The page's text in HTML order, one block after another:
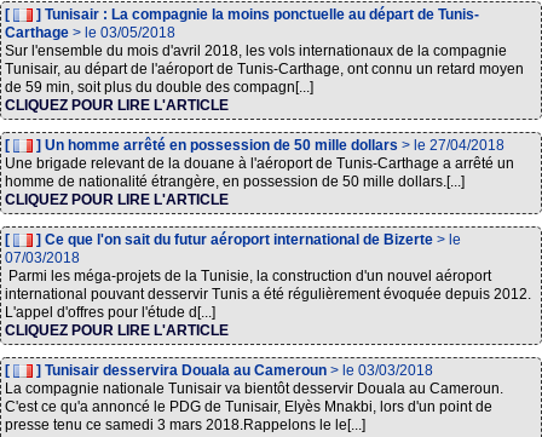
[
] Tunisair : La compagnie la moins ponctuelle au départ de Tunis-
Carthage > le 03/05/2018
Sur l'ensemble du mois d'avril 2018, les vols internationaux de la compagnie
Tunisair, au départ de l'aéroport de Tunis-Carthage, ont connu un retard moyen
de 59 min, soit plus du double des compagn[...]
CLIQUEZ POUR LIRE L'ARTICLE
[ ] Un homme arrêté en possession de 50 mille dollars > le 27/04/2018
Une brigade relevant de la douane à l'aéroport de Tunis-Carthage a arrêté un
homme de nationalité étrangère, en possession de 50 mille dollars.[...]
CLIQUEZ POUR LIRE L'ARTICLE
[ ] Ce que l'on sait du futur aéroport international de Bizerte > le
07/03/2018
Parmi les méga-projets de la Tunisie, la construction d'un nouvel aéroport
international pouvant desservir Tunis a été régulièrement évoquée depuis 2012.
L'appel d'offres pour l'étude d[...]
CLIQUEZ POUR LIRE L'ARTICLE
[ ] Tunisair desservira Douala au Cameroun > le 03/03/2018
La compagnie nationale Tunisair va bientôt desservir Douala au Cameroun.
C'est ce qu'a annoncé le PDG de Tunisair, Elyès Mnakbi, lors d'un point de
presse tenu ce samedi 3 mars 2018.Rappelons le le[...]